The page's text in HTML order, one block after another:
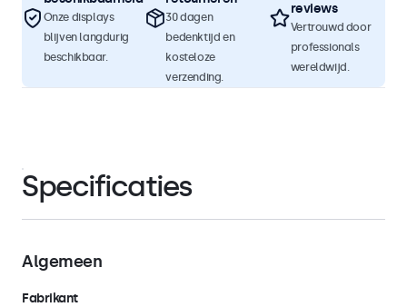
Onze displays
blijven langdurig
beschikbaar.
30 dagen
bedenktijd en
kosteloze
verzending.
reviews
Vertrouwd door
professionals
wereldwijd.
Specificaties
Algemeen
Fabrikant